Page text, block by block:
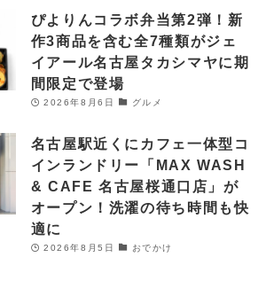
ぴよりんコラボ弁当第2弾！新
作3商品を含む全7種類がジェ
イアール名古屋タカシマヤに期
間限定で登場
2026年8月6日 グルメ
名古屋駅近くにカフェ一体型コ
インランドリー「MAX WASH
& CAFE 名古屋桜通口店」が
オープン！洗濯の待ち時間も快
適に
2026年8月5日 おでかけ